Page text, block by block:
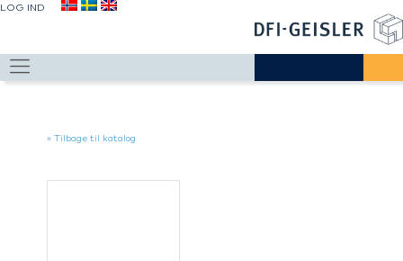
LOG IND
« Tilbage til katalog